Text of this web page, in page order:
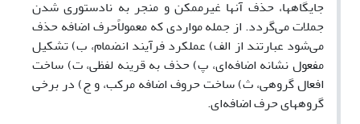
جایگاه­ها، حذف آنها غیرممکن و منجر به نادستوری شدن
جملات می‌گردد. از جمله مواردی که معمولاًحرف اضافه حذف
می‌شود عبارتند از الف) عملکرد فرآیند انضمام، ب) تشکیل
مفعول نشانه اضافه‌ای، پ) حذف به قرینه لفظی، ت) ساخت
افعال گروهی، ث) ساخت حروف اضافه مرکب، و ج) در برخی
گروه­های حرف اضافه‌ای.